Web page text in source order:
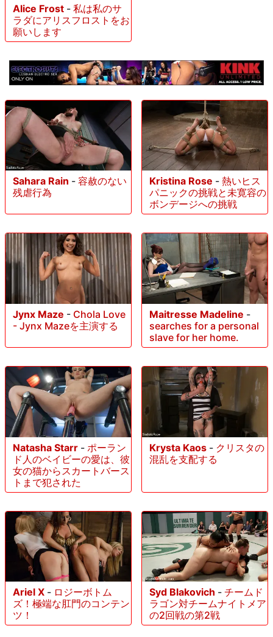
Alice Frost - 私は私のサ
ラダにアリスフロストをお
願いします
Sahara Rain - 容赦のない
残虐行為
Kristina Rose - 熱いヒス
パニックの挑戦と未寛容の
ボンデージへの挑戦
Jynx Maze - Chola Love
- Jynx Mazeを主演する
Maitresse Madeline -
searches for a personal
slave for her home.
Natasha Starr - ポーラン
ド人のベイビーの愛は、彼
女の猫からスカートバース
トまで犯された
Krysta Kaos - クリスタの
混乱を支配する
Ariel X - ロジーボトム
ズ！極端な肛門のコンテン
ツ！
Syd Blakovich - チームド
ラゴン対チームナイトメア
の2回戦の第2戦